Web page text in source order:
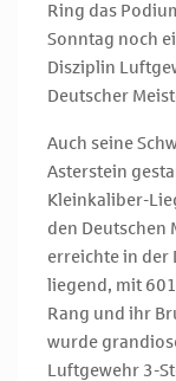
Ring das
Sonntag noch
Disziplin
Deutscher
Auch seine
Asterstein
Kleinkaliber-
den Deutschen
erreichte in der
liegend, mit
Rang und ihr
wurde
Luftgewehr 3-